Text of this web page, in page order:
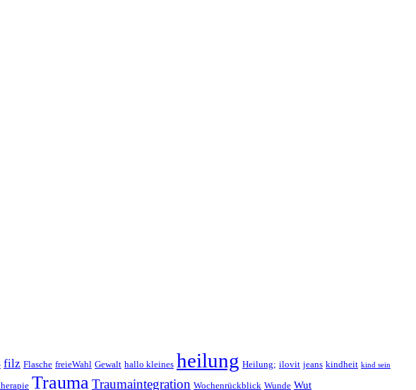
filz Flasche freieWahl Gewalt hallo kleines heilung Heilung; ilovit jeans kindheit kind sein
Trauma Traumaintegration Wochenrückblick Wunde Wut